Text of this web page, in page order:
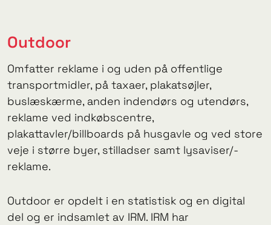
Outdoor
Omfatter reklame i og uden på offentlige
transportmidler, på taxaer, plakatsøjler,
buslæskærme, anden indendørs og utendørs,
reklame ved indkøbscentre,
plakattavler/billboards på husgavle og ved store
veje i større byer, stilladser samt lysaviser/-
reklame.
Outdoor er opdelt i en statistisk og en digital
del og er indsamlet av IRM. IRM har